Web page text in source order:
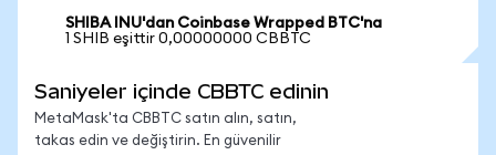
SHIBA INU'dan Coinbase Wrapped BTC'na
1 SHIB eşittir 0,00000000 CBBTC
Saniyeler içinde CBBTC edinin
MetaMask'ta CBBTC satın alın, satın,
takas edin ve değiştirin. En güvenilir